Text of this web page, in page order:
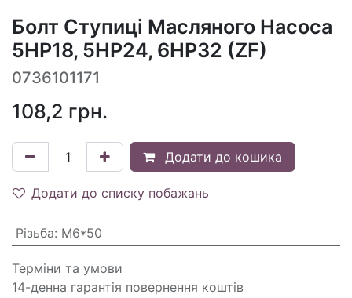
Болт Ступиці Масляного Насоса
5HP18, 5HP24, 6HP32 (ZF)
0736101171
108,2 грн.
Додати до кошика
Додати до списку побажань
Різьба: M6*50
Терміни та умови
14-денна гарантія повернення коштів